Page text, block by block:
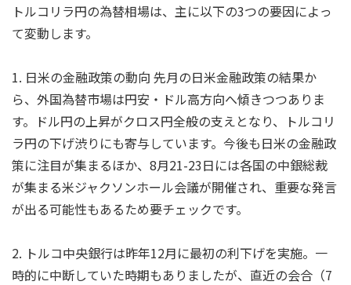
トルコリラ円の為替相場は、主に以下の3つの要因によっ
て変動します。
1. 日米の金融政策の動向 先月の日米金融政策の結果か
ら、外国為替市場は円安・ドル高方向へ傾きつつありま
す。ドル円の上昇がクロス円全般の支えとなり、トルコリ
ラ円の下げ渋りにも寄与しています。今後も日米の金融政
策に注目が集まるほか、8月21-23日には各国の中銀総裁
が集まる米ジャクソンホール会議が開催され、重要な発言
が出る可能性もあるため要チェックです。
2. トルコ中央銀行は昨年12月に最初の利下げを実施。一
時的に中断していた時期もありましたが、直近の会合（7